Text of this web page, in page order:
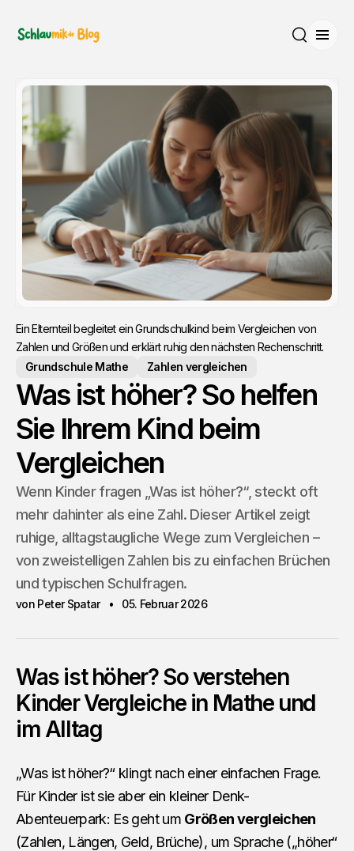
Ein Elternteil begleitet ein Grundschulkind beim Vergleichen von
Zahlen und Größen und erklärt ruhig den nächsten Rechenschritt.
Grundschule Mathe
Zahlen vergleichen
Was ist höher? So helfen
Sie Ihrem Kind beim
Vergleichen
Wenn Kinder fragen „Was ist höher?“, steckt oft
mehr dahinter als eine Zahl. Dieser Artikel zeigt
ruhige, alltagstaugliche Wege zum Vergleichen –
von zweistelligen Zahlen bis zu einfachen Brüchen
und typischen Schulfragen.
von Peter Spatar 05. Februar 2026
Was ist höher? So verstehen
Kinder Vergleiche in Mathe und
im Alltag
„Was ist höher?“ klingt nach einer einfachen Frage.
Für Kinder ist sie aber ein kleiner Denk-
Abenteuerpark: Es geht um Größen vergleichen
(Zahlen, Längen, Geld, Brüche), um Sprache („höher“